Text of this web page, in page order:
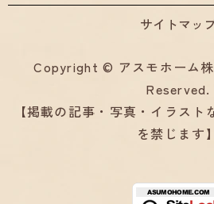
サイトマッ
Copyright © アスモホーム
Reserved.
【掲載の記事・写真・イラス
を禁じます】